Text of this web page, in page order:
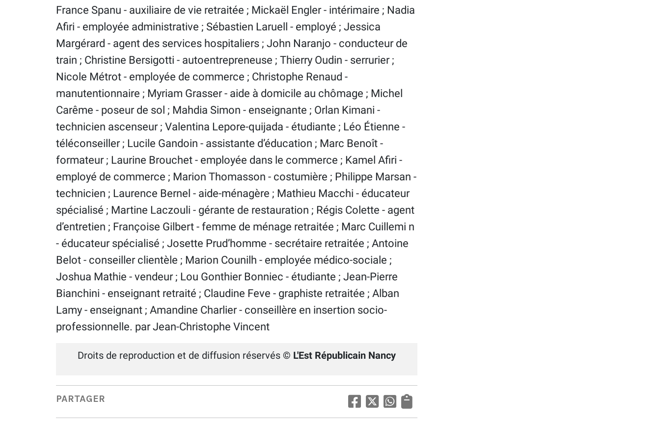
France Spanu - auxiliaire de vie retraitée ; Mickaël Engler - intérimaire ; Nadia
Afiri - employée administrative ; Sébastien Laruell - employé ; Jessica
Margérard - agent des services hospitaliers ; John Naranjo - conducteur de
train ; Christine Bersigotti - autoentrepreneuse ; Thierry Oudin - serrurier ;
Nicole Métrot - employée de commerce ; Christophe Renaud -
manutentionnaire ; Myriam Grasser - aide à domicile au chômage ; Michel
Carême - poseur de sol ; Mahdia Simon - enseignante ; Orlan Kimani -
technicien ascenseur ; Valentina Lepore-quijada - étudiante ; Léo Étienne -
téléconseiller ; Lucile Gandoin - assistante d’éducation ; Marc Benoît -
formateur ; Laurine Brouchet - employée dans le commerce ; Kamel Afiri -
employé de commerce ; Marion Thomasson - costumière ; Philippe Marsan -
technicien ; Laurence Bernel - aide-ménagère ; Mathieu Macchi - éducateur
spécialisé ; Martine Laczouli - gérante de restauration ; Régis Colette - agent
d’entretien ; Françoise Gilbert - femme de ménage retraitée ; Marc Cuillemi n
- éducateur spécialisé ; Josette Prud’homme - secrétaire retraitée ; Antoine
Belot - conseiller clientèle ; Marion Counilh - employée médico-sociale ;
Joshua Mathie - vendeur ; Lou Gonthier Bonniec - étudiante ; Jean-Pierre
Bianchini - enseignant retraité ; Claudine Feve - graphiste retraitée ; Alban
Lamy - enseignant ; Amandine Charlier - conseillère en insertion socio-
professionnelle. par Jean-Christophe Vincent
Droits de reproduction et de diffusion réservés © L'Est Républicain Nancy
PARTAGER